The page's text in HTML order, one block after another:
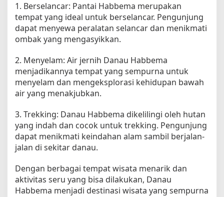
1. Berselancar: Pantai Habbema merupakan
tempat yang ideal untuk berselancar. Pengunjung
dapat menyewa peralatan selancar dan menikmati
ombak yang mengasyikkan.
2. Menyelam: Air jernih Danau Habbema
menjadikannya tempat yang sempurna untuk
menyelam dan mengeksplorasi kehidupan bawah
air yang menakjubkan.
3. Trekking: Danau Habbema dikelilingi oleh hutan
yang indah dan cocok untuk trekking. Pengunjung
dapat menikmati keindahan alam sambil berjalan-
jalan di sekitar danau.
Dengan berbagai tempat wisata menarik dan
aktivitas seru yang bisa dilakukan, Danau
Habbema menjadi destinasi wisata yang sempurna